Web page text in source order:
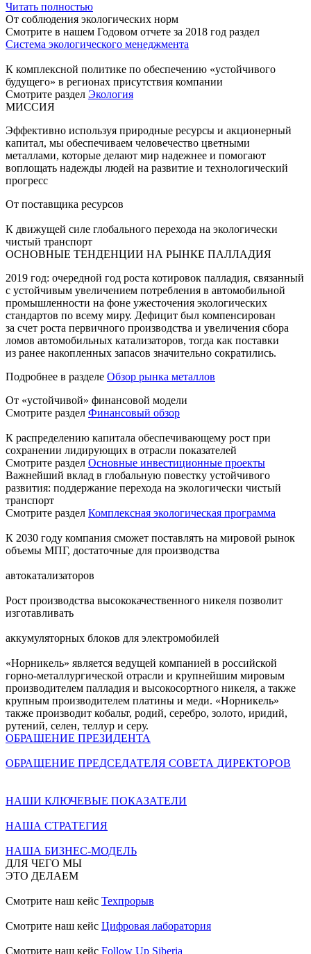
Читать полностью
От соблюдения экологических норм
Смотрите в нашем Годовом отчете за 2018 год раздел
Система экологического менеджмента
К комплексной политике по обеспечению «устойчивого
будущего» в регионах присутствия компании
Смотрите раздел Экология
МИССИЯ
Эффективно используя природные ресурсы и акционерный
капитал, мы обеспечиваем человечество цветными
металлами, которые делают мир надежнее и помогают
воплощать надежды людей на развитие и технологический
прогресс
От поставщика ресурсов
К движущей силе глобального перехода на экологически
чистый транспорт
ОСНОВНЫЕ ТЕНДЕНЦИИ НА РЫНКЕ ПАЛЛАДИЯ
2019 год: очередной год роста котировок палладия, связанный
с устойчивым увеличением потребления в автомобильной
промышленности на фоне ужесточения экологических
стандартов по всему миру. Дефицит был компенсирован
за счет роста первичного производства и увеличения сбора
ломов автомобильных катализаторов, тогда как поставки
из ранее накопленных запасов значительно сократились.
Подробнее в разделе Обзор рынка металлов
От «устойчивой» финансовой модели
Смотрите раздел Финансовый обзор
К распределению капитала обеспечивающему рост при
сохранении лидирующих в отрасли показателей
Смотрите раздел Основные инвестиционные проекты
Важнейший вклад в глобальную повестку устойчивого
развития: поддержание перехода на экологически чистый
транспорт
Смотрите раздел Комплексная экологическая программа
К 2030 году компания сможет поставлять на мировой рынок
объемы МПГ, достаточные для производства
автокатализаторов
Рост производства высококачественного никеля позволит
изготавливать
аккумуляторных блоков для электромобилей
«Норникель» является ведущей компанией в российской
горно-металлургической отрасли и крупнейшим мировым
производителем палладия и высокосортного никеля, а также
крупным производителем платины и меди. «Норникель»
также производит кобальт, родий, серебро, золото, иридий,
рутений, селен, теллур и серу.
ОБРАЩЕНИЕ ПРЕЗИДЕНТА
ОБРАЩЕНИЕ ПРЕДСЕДАТЕЛЯ СОВЕТА ДИРЕКТОРОВ
НАШИ КЛЮЧЕВЫЕ ПОКАЗАТЕЛИ
НАША СТРАТЕГИЯ
НАША БИЗНЕС-МОДЕЛЬ
ДЛЯ ЧЕГО МЫ
ЭТО ДЕЛАЕМ
Смотрите наш кейс Техпрорыв
Смотрите наш кейс Цифровая лаборатория
Смотрите наш кейс Follow Up Siberia